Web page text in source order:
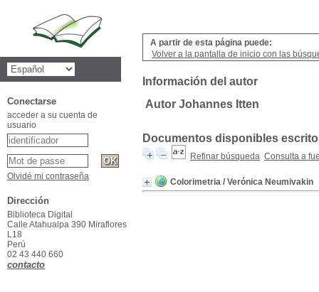
A partir de esta página puede:
Volver a la pantalla de inicio con las
Información del autor
Autor Johannes Itten
Documentos disponibles
Refinar búsqueda Consulta a
Colorimetria / Verónica Neumivakin
Conectarse
acceder a su cuenta de
usuario
Olvidé mi contraseña
Dirección
Biblioteca Digital
Calle Atahualpa 390 Miraflores
L18
Perú
02 43 440 660
contacto